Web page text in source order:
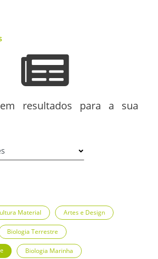
resultados para a sua
Material Artes e Design
Biologia Terrestre
Biologia Marinha